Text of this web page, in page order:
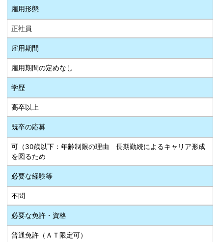
雇用形態
正社員
雇用期間
雇用期間の定めなし
学歴
高卒以上
既卒の応募
可（30歳以下：年齢制限の理由 長期勤続によるキャリア形成
を図るため
必要な経験等
不問
必要な免許・資格
普通免許（ＡＴ限定可）